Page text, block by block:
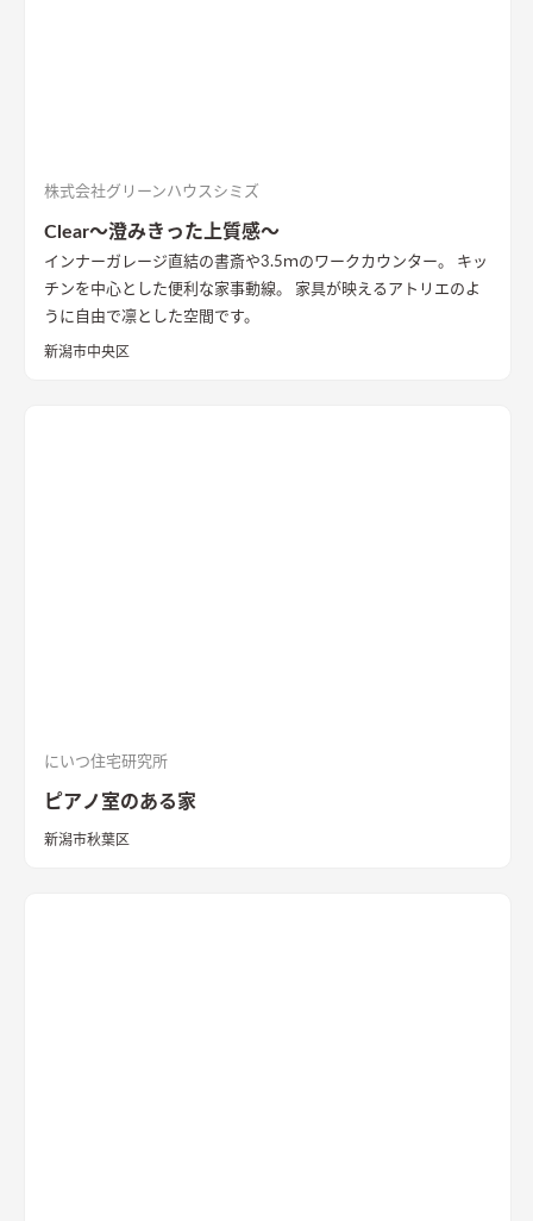
株式会社グリーンハウスシミズ
Clear～澄みきった上質感～
インナーガレージ直結の書斎や3.5ｍのワークカウンター。 キッ
チンを中心とした便利な家事動線。 家具が映えるアトリエのよ
うに自由で凛とした空間です。
新潟市中央区
にいつ住宅研究所
ピアノ室のある家
新潟市秋葉区